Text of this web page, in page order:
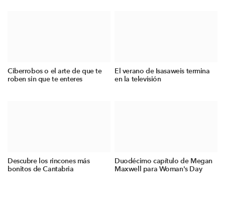
Ciberrobos o el arte de que te
roben sin que te enteres
El verano de Isasaweis termina
en la televisión
Descubre los rincones más
bonitos de Cantabria
Duodécimo capítulo de Megan
Maxwell para Woman's Day